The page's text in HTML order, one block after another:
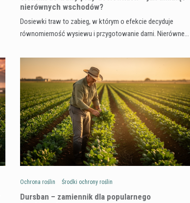
nierównych wschodów?
Dosiewki traw to zabieg, w którym o efekcie decyduje
równomierność wysiewu i przygotowanie darni. Nierówne…
Ochrona roślin Środki ochrony roślin
Dursban – zamiennik dla popularnego